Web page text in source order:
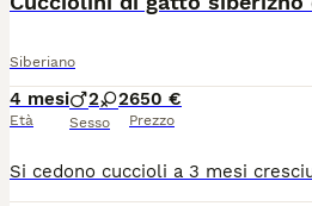
Siberiano
4 mesi
Età
2 2
Sesso
650 €
Prezzo